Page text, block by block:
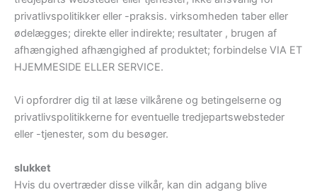
privatlivspolitikker eller -praksis. virksomheden taber eller
ødelægges; direkte eller indirekte; resultater , brugen af ​​
afhængighed afhængighed af produktet; forbindelse VIA ET
HJEMMESIDE ELLER SERVICE.
Vi opfordrer dig til at læse vilkårene og betingelserne og
privatlivspolitikkerne for eventuelle tredjepartswebsteder
eller -tjenester, som du besøger.
slukket
Hvis du overtræder disse vilkår, kan din adgang blive